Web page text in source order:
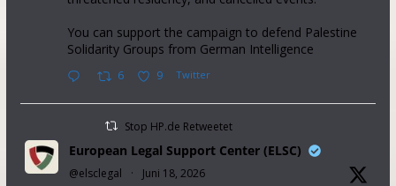
You can support the campaign to defend Palestine
Solidarity Groups from German Intelligence
6 9 Twitter
Stop HP.de Retweetet
European Legal Support Center (ELSC)
@elsclegal · Juni 18, 2026